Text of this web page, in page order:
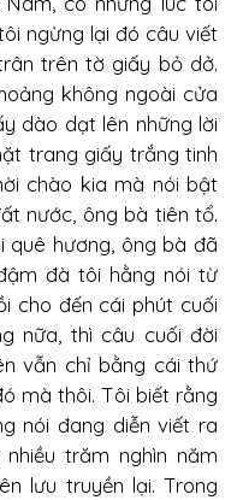
ngừng lại đó câu viết
trên tờ giấy bỏ dở.
không ngoài cửa
dào dạt lên những lời
trang giấy trắng tinh
chào kia mà nói bật
nước, ông bà tiên tổ.
quê hương, ông bà đã
đà tôi hằng nói từ
cho đến cái phút cuối
nữa, thì câu cuối đời
vẫn chỉ bằng cái thứ
mà thôi. Tôi biết rằng
nói đang diễn viết ra
trăm nghìn năm
lưu truyền lại. Trong